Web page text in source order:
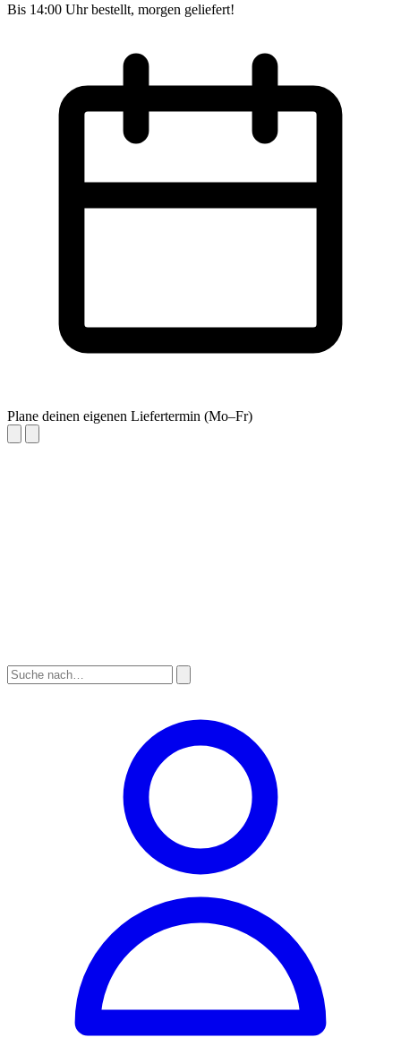
Bis 14:00 Uhr bestellt, morgen geliefert!
Plane deinen eigenen Liefertermin (Mo–Fr)